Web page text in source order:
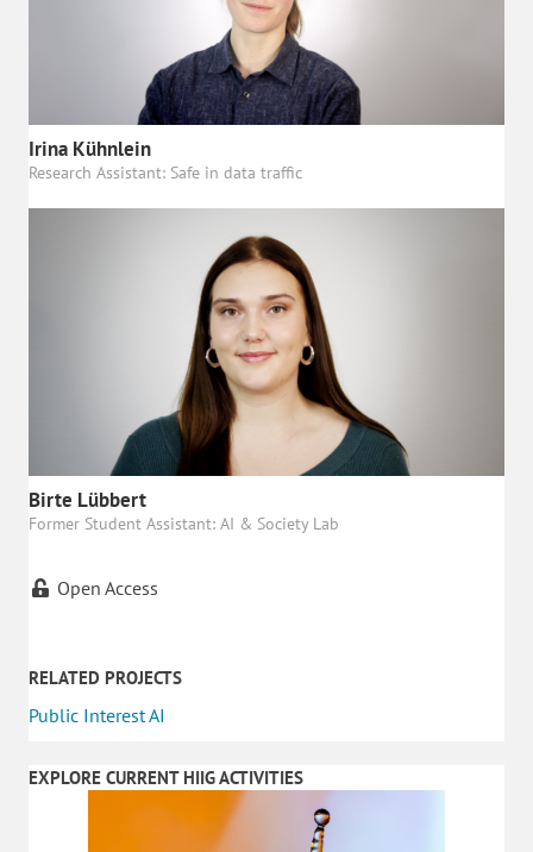
Irina Kühnlein
Research Assistant: Safe in data traffic
Birte Lübbert
Former Student Assistant: AI & Society Lab
Open Access
RELATED PROJECTS
Public Interest AI
EXPLORE CURRENT HIIG ACTIVITIES